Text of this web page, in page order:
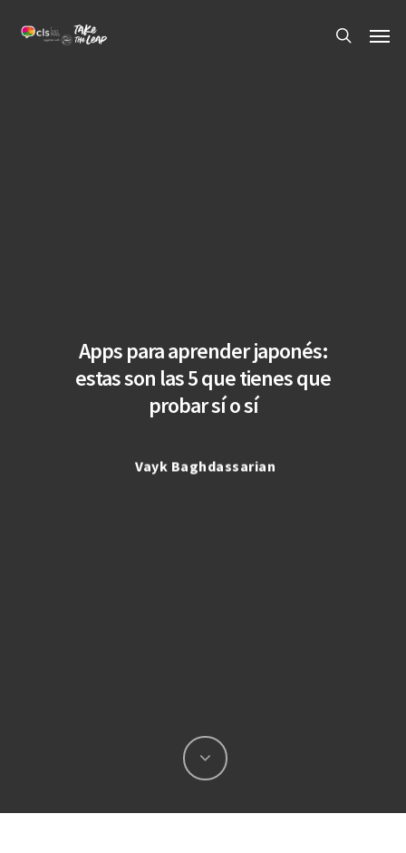
search
Apps para aprender japonés:
estas son las 5 que tienes que
probar sí o sí
Vayk Baghdassarian